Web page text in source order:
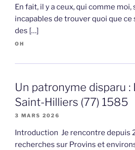
En fait, il y a ceux, qui comme
incapables de trouver quoi que
des […]
OH
Un patronyme disparu :
Saint-Hilliers (77) 1585
3 MARS 2026
Introduction Je rencontre depuis
recherches sur Provins et